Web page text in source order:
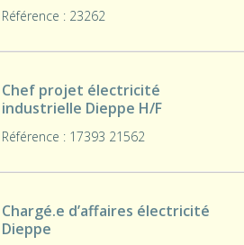
Référence : 23262
Chef projet électricité
industrielle Dieppe H/F
Référence : 17393 21562
Chargé.e d’affaires électricité
Dieppe